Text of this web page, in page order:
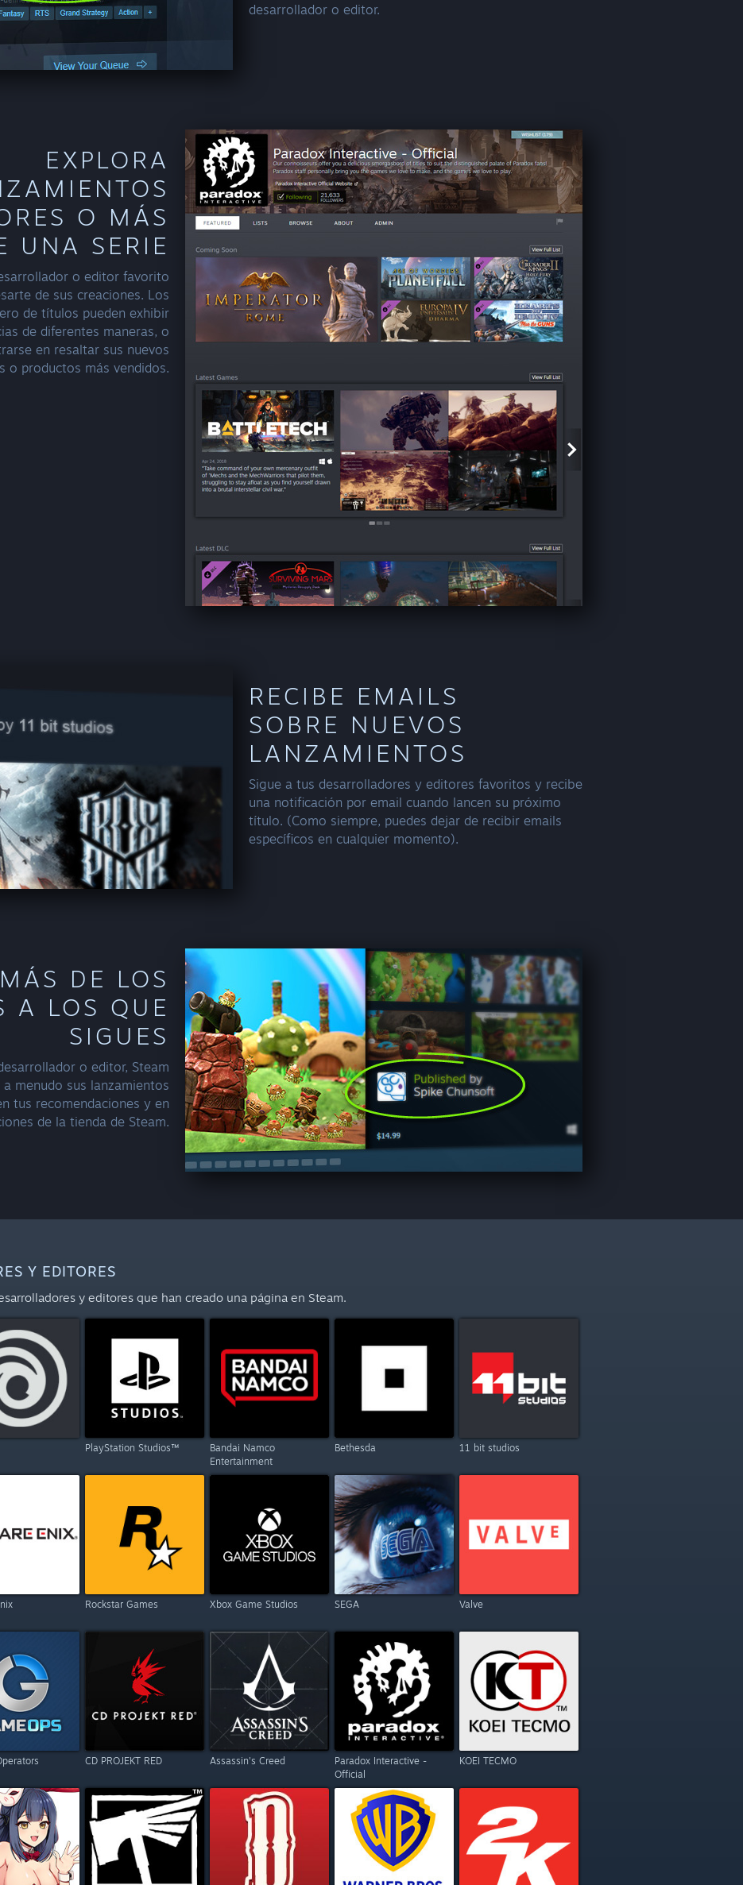
desarrollador o editor.
EXPLORA
O MÁS
UNA SERIE
o editor favorito
de sus creaciones. Los
de títulos pueden exhibir
de diferentes maneras, o
en resaltar sus nuevos
o productos más vendidos.
RECIBE EMAILS
SOBRE NUEVOS
LANZAMIENTOS
Sigue a tus desarrolladores y editores favoritos y recibe
una notificación por email cuando lancen su próximo
título. (Como siempre, puedes dejar de recibir emails
específicos en cualquier momento).
DE LOS
A LOS QUE
SIGUES
o editor, Steam
menudo sus lanzamientos
tus recomendaciones y en
de la tienda de Steam.
Y EDITORES
y editores que han creado una página en Steam.
PlayStation Studios™
Bandai Namco
Entertainment
Bethesda 11 bit studios
Rockstar Games Xbox Game Studios SEGA Valve
CD PROJEKT RED Assassin's Creed
Paradox Interactive -
Official
KOEI TECMO